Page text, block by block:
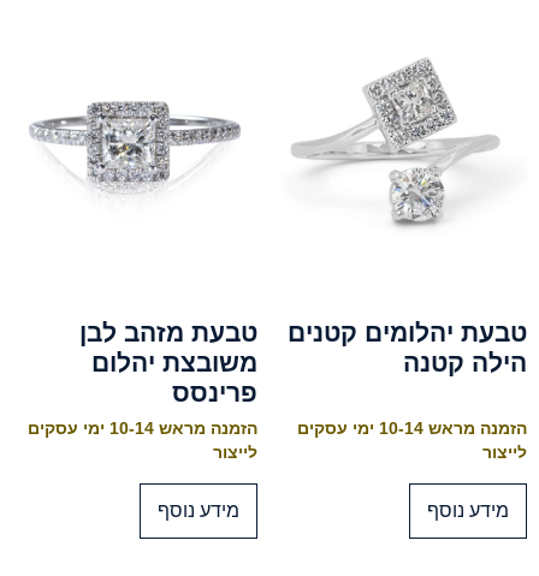
טבעת יהלומים קטנים
הילה קטנה
הזמנה מראש 10-14 ימי עסקים
לייצור
מידע נוסף
טבעת מזהב לבן
משובצת יהלום
פרינסס
הזמנה מראש 10-14 ימי עסקים
לייצור
מידע נוסף